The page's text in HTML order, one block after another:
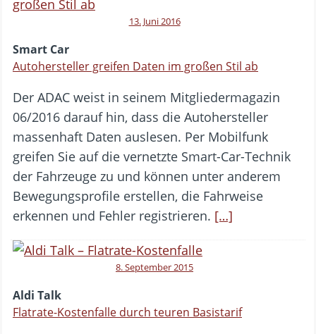
13. Juni 2016
Smart Car
Autohersteller greifen Daten im großen Stil ab
Der ADAC weist in seinem Mitgliedermagazin
06/2016 darauf hin, dass die Autohersteller
massenhaft Daten auslesen. Per Mobilfunk
greifen Sie auf die vernetzte Smart-Car-Technik
der Fahrzeuge zu und können unter anderem
Bewegungsprofile erstellen, die Fahrweise
erkennen und Fehler registrieren. […]
8. September 2015
Aldi Talk
Flatrate-Kostenfalle durch teuren Basistarif